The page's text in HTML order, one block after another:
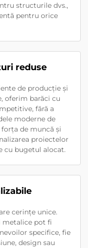
structurile dvs.,
pentru orice
reduse
de producție și
oferim barăci cu
fără a
moderne de
de muncă și
proiectelor
cu bugetul alocat.
cerințe unice.
metalice pot fi
specifice, fie
design sau